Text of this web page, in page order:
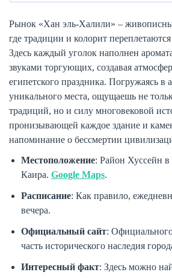
Рынок «Хан эль-Халили» –
где традиции и колорит
Здесь каждый уголок наполнен
звуками торгующих, создавая
египетского праздника. Погружаясь в
уникального места, ощущаешь не
традиций, но и силу многовековой
пронизывающей каждое здание и
напоминание о бессмертии
Местоположение: Район Хуссейн в
Каира. Google Maps.
Расписание: Как правило,
вечера.
Официальный сайт:
часть исторического наследия
Интересный факт: Здесь можно